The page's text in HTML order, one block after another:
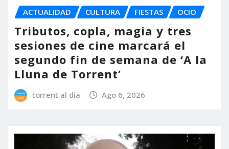
ACTUALIDAD CULTURA FIESTAS OCIO
Tributos, copla, magia y tres
sesiones de cine marcará el
segundo fin de semana de ‘A la
Lluna de Torrent’
torrent al dia Ago 6, 2026